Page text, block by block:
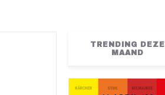
TRENDING DEZE
MAAND